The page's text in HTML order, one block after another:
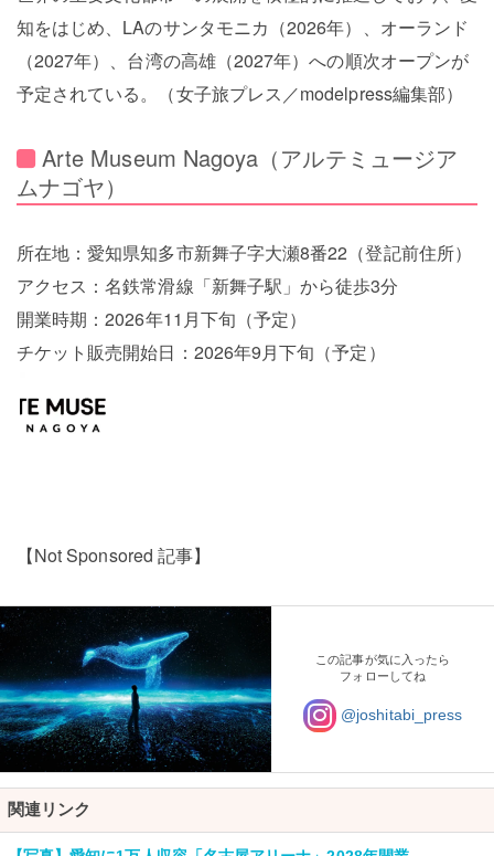
知をはじめ、LAのサンタモニカ（2026年）、オーランド
（2027年）、台湾の高雄（2027年）への順次オープンが
予定されている。（女子旅プレス／modelpress編集部）
Arte Museum Nagoya（アルテミュージア
ムナゴヤ）
所在地：愛知県知多市新舞子字大瀬8番22（登記前住所）
アクセス：名鉄常滑線「新舞子駅」から徒歩3分
開業時期：2026年11月下旬（予定）
チケット販売開始日：2026年9月下旬（予定）
【Not Sponsored 記事】
この記事が気に入ったら
フォローしてね
@joshitabi_press
関連リンク